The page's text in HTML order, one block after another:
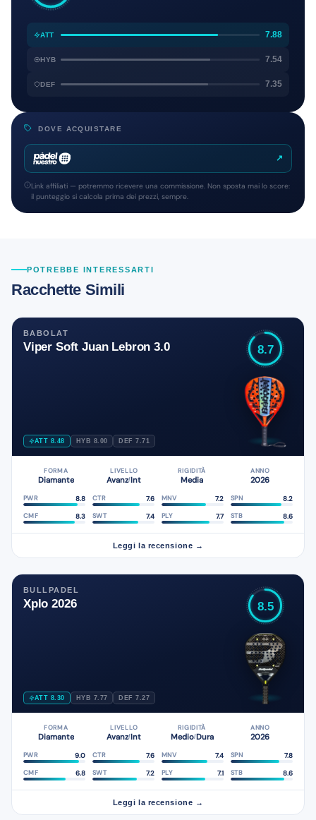
ATT 7.88
HYB 7.54
DEF 7.35
DOVE ACQUISTARE
↗
Link affiliati — potremmo ricevere una commissione. Non sposta mai lo score:
il punteggio si calcola prima dei prezzi, sempre.
POTREBBE INTERESSARTI
Racchette Simili
BABOLAT
Viper Soft Juan Lebron 3.0
ATT 8.48 HYB 8.00 DEF 7.71
8.7
FORMA
Diamante
LIVELLO
Avanz/Int
RIGIDITÀ
Media
ANNO
2026
PWR 8.8 CTR 7.6 MNV 7.2 SPN 8.2
CMF 8.3 SWT 7.4 PLY 7.7 STB 8.6
Leggi la recensione →
BULLPADEL
Xplo 2026
ATT 8.30 HYB 7.77 DEF 7.27
8.5
FORMA
Diamante
LIVELLO
Avanz/Int
RIGIDITÀ
Medio/Dura
ANNO
2026
PWR 9.0 CTR 7.6 MNV 7.4 SPN 7.8
CMF 6.8 SWT 7.2 PLY 7.1 STB 8.6
Leggi la recensione →